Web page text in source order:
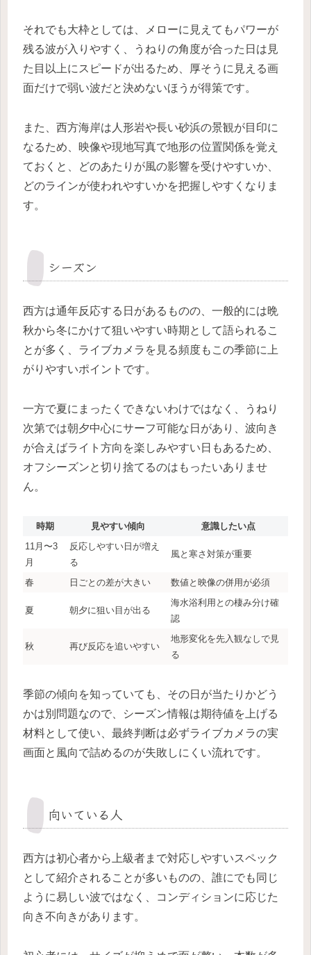
それでも大枠としては、メローに見えてもパワーが
残る波が入りやすく、うねりの角度が合った日は見
た目以上にスピードが出るため、厚そうに見える画
面だけで弱い波だと決めないほうが得策です。
また、西方海岸は人形岩や長い砂浜の景観が目印に
なるため、映像や現地写真で地形の位置関係を覚え
ておくと、どのあたりが風の影響を受けやすいか、
どのラインが使われやすいかを把握しやすくなりま
す。
シーズン
西方は通年反応する日があるものの、一般的には晩
秋から冬にかけて狙いやすい時期として語られるこ
とが多く、ライブカメラを見る頻度もこの季節に上
がりやすいポイントです。
一方で夏にまったくできないわけではなく、うねり
次第では朝夕中心にサーフ可能な日があり、波向き
が合えばライト方向を楽しみやすい日もあるため、
オフシーズンと切り捨てるのはもったいありませ
ん。
時期 見やすい傾向
意識したい点
11月〜3
月
反応しやすい日が増え
る
風と寒さ対策が重要
春 日ごとの差が大きい 数値と映像の併用が必須
夏 朝夕に狙い目が出る
海水浴利用との棲み分け確
認
秋 再び反応を追いやすい
地形変化を先入観なしで見
る
季節の傾向を知っていても、その日が当たりかどう
かは別問題なので、シーズン情報は期待値を上げる
材料として使い、最終判断は必ずライブカメラの実
画面と風向で詰めるのが失敗しにくい流れです。
向いている人
西方は初心者から上級者まで対応しやすいスペック
として紹介されることが多いものの、誰にでも同じ
ように易しい波ではなく、コンディションに応じた
向き不向きがあります。